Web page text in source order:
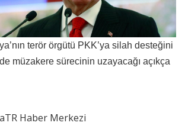
terör örgütü PKK’ya silah desteğini
müzakere sürecinin uzayacağı açıkça
Haber Merkezi